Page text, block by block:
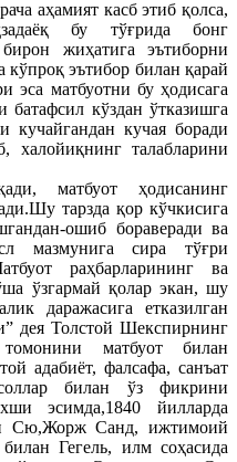
аҳамият касб этиб қолса,
бу тўғрида бонг
жиҳатига эътиборни
кўпроқ эътибор билан қарай
эса матбуотни бу ҳодисага
батафсил кўздан ўтказишга
кучайгандан кучая боради
халойиқнинг талабларини
матбуот ҳодисанинг
тарзда қор кўчкисига
ошиб бораверади ва
мазмунига сира тўғри
раҳбарларининг ва
ўзгармай қолар экан, шу
даражасига етказилган
дея Толстой Шекспирнинг
матбуот билан
адабиёт, фалсафа, санъат
билан ўз фикрини
эсимда,1840 йилларда
Сю,Жорж Санд, ижтимоий
Гегель, илм соҳасида